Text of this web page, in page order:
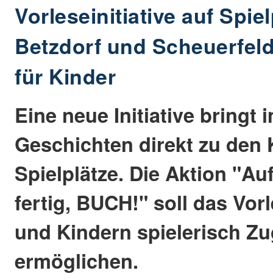
Vorleseinitiative auf
Betzdorf und
für Kinder
Eine neue Initiative bringt
Geschichten direkt zu den
Spielplätze. Die Aktion
fertig, BUCH!" soll das
und Kindern spielerisch
ermöglichen.